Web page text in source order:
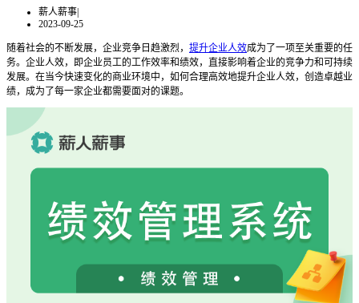
薪人薪事|
2023-09-25
随着社会的不断发展，企业竞争日趋激烈， 提升企业人效成为了一项至关重要的任
务。企业人效，即企业员工的工作效率和绩效，直接影响着企业的竞争力和可持续
发展。在当今快速变化的商业环境中，如何合理高效地提升企业人效，创造卓越业
绩，成为了每一家企业都需要面对的课题。